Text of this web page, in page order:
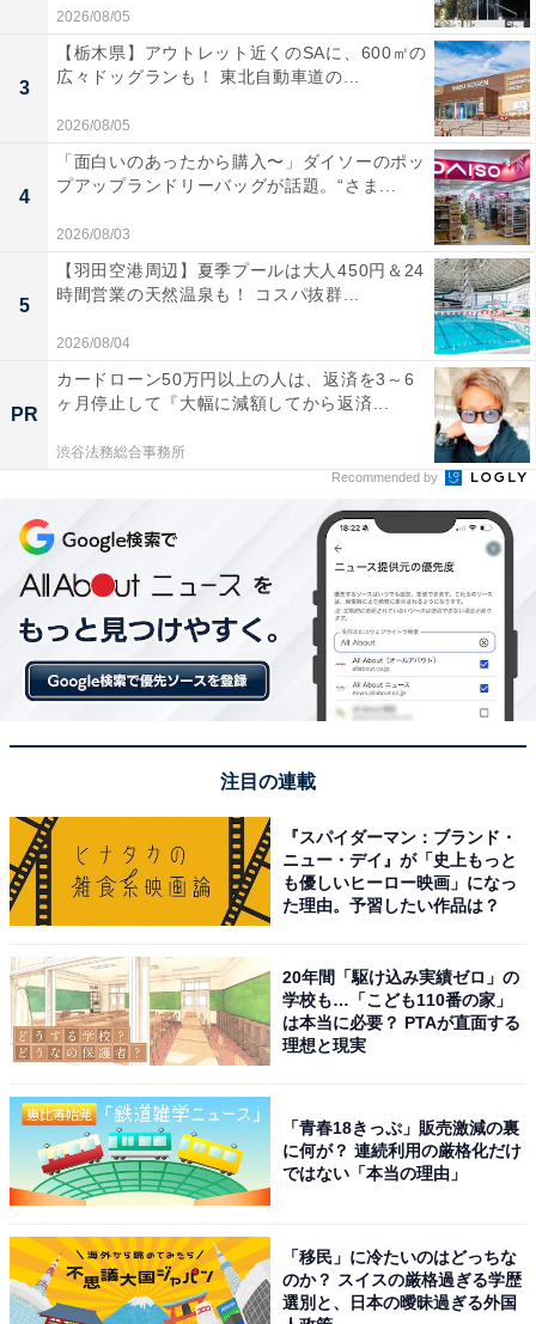
2026/08/05
3
【栃木県】アウトレット近くのSAに、600㎡の
広々ドッグランも！ 東北自動車道の...
2026/08/05
4
「面白いのあったから購入〜」ダイソーのポッ
プアップランドリーバッグが話題。“さま...
2026/08/03
5
【羽田空港周辺】夏季プールは大人450円＆24
時間営業の天然温泉も！ コスパ抜群...
2026/08/04
PR
カードローン50万円以上の人は、返済を3～6
ヶ月停止して『大幅に減額してから返済...
渋谷法務総合事務所
Recommended by
注目の連載
『スパイダーマン：ブランド・
ニュー・デイ』が「史上もっと
も優しいヒーロー映画」になっ
た理由。予習したい作品は？
20年間「駆け込み実績ゼロ」の
学校も…「こども110番の家」
は本当に必要？ PTAが直面する
理想と現実
「青春18きっぷ」販売激減の裏
に何が？ 連続利用の厳格化だけ
ではない「本当の理由」
「移民」に冷たいのはどっちな
のか？ スイスの厳格過ぎる学歴
選別と、日本の曖昧過ぎる外国